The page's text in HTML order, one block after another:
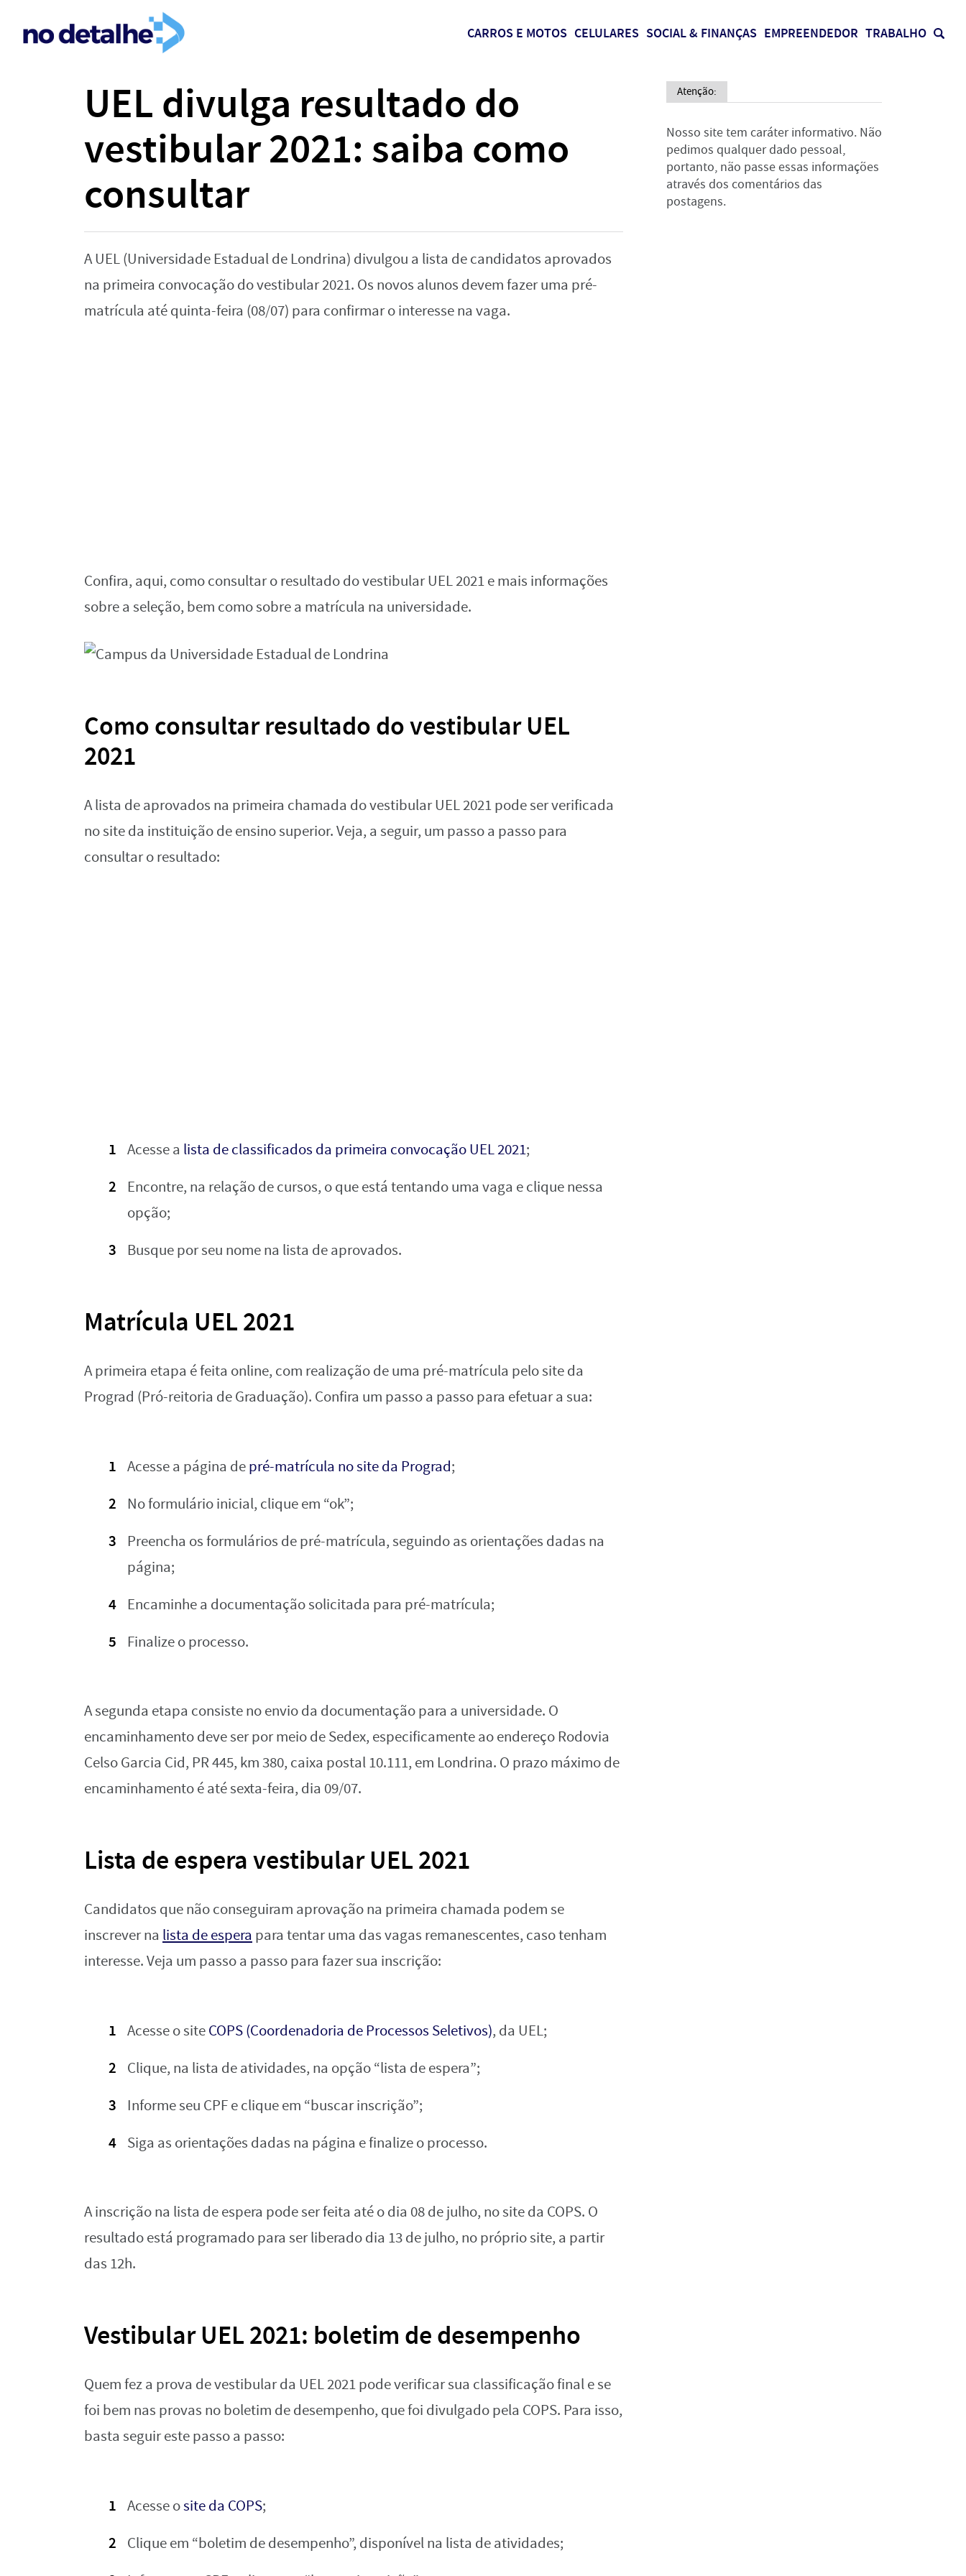
CARROS E MOTOS CELULARES SOCIAL & FINANÇAS EMPREENDEDOR TRABALHO
UEL divulga resultado do
vestibular 2021: saiba como
consultar
A UEL (Universidade Estadual de Londrina) divulgou a lista de candidatos aprovados
na primeira convocação do vestibular 2021. Os novos alunos devem fazer uma pré-
matrícula até quinta-feira (08/07) para confirmar o interesse na vaga.
Confira, aqui, como consultar o resultado do vestibular UEL 2021 e mais informações
sobre a seleção, bem como sobre a matrícula na universidade.
Como consultar resultado do vestibular UEL
2021
A lista de aprovados na primeira chamada do vestibular UEL 2021 pode ser verificada
no site da instituição de ensino superior. Veja, a seguir, um passo a passo para
consultar o resultado:
Acesse a lista de classificados da primeira convocação UEL 2021;
Encontre, na relação de cursos, o que está tentando uma vaga e clique nessa
opção;
Busque por seu nome na lista de aprovados.
Matrícula UEL 2021
A primeira etapa é feita online, com realização de uma pré-matrícula pelo site da
Prograd (Pró-reitoria de Graduação). Confira um passo a passo para efetuar a sua:
Acesse a página depré-matrícula no site da Prograd;
No formulário inicial, clique em “ok”;
Preencha os formulários de pré-matrícula, seguindo as orientações dadas na
página;
Encaminhe a documentação solicitada para pré-matrícula;
Finalize o processo.
A segunda etapa consiste no envio da documentação para a universidade. O
encaminhamento deve ser por meio de Sedex, especificamente ao endereço Rodovia
Celso Garcia Cid, PR 445, km 380, caixa postal 10.111, em Londrina. O prazo máximo de
encaminhamento é até sexta-feira, dia 09/07.
Lista de espera vestibular UEL 2021
Candidatos que não conseguiram aprovação na primeira chamada podem se
inscrever na lista de espera para tentar uma das vagas remanescentes, caso tenham
interesse. Veja um passo a passo para fazer sua inscrição:
Acesse o siteCOPS (Coordenadoria de Processos Seletivos), da UEL;
Clique, na lista de atividades, na opção “lista de espera”;
Informe seu CPF e clique em “buscar inscrição”;
Siga as orientações dadas na página e finalize o processo.
A inscrição na lista de espera pode ser feita até o dia 08 de julho, no site da COPS. O
resultado está programado para ser liberado dia 13 de julho, no próprio site, a partir
das 12h.
Vestibular UEL 2021: boletim de desempenho
Quem fez a prova de vestibular da UEL 2021 pode verificar sua classificação final e se
foi bem nas provas no boletim de desempenho, que foi divulgado pela COPS. Para isso,
basta seguir este passo a passo:
Acesse osite da COPS;
Clique em “boletim de desempenho”, disponível na lista de atividades;
Atenção:
Nosso site tem caráter informativo. Não
pedimos qualquer dado pessoal,
portanto, não passe essas informações
através dos comentários das
postagens.